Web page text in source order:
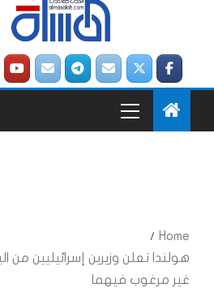
Home
هولندا تعلن وزيرين إسرائيليين
غير مرغوب فيهما